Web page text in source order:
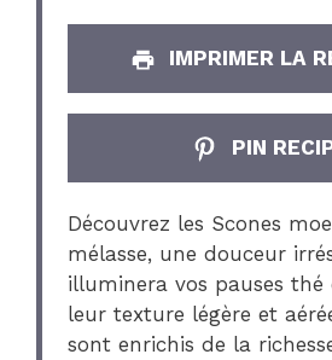
IMPRIMER LA
PIN
Découvrez les Scones
mélasse, une douceur
illuminera vos pauses thé
leur texture légère et
sont enrichis de la